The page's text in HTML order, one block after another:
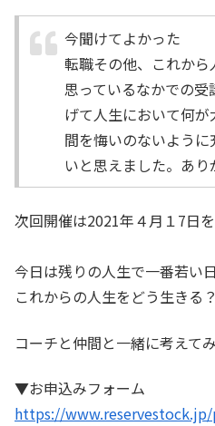
今聞けてよかった
転職その他、これか
思っているなかでの
げて人生において何
間を悔いのないよう
いと思えました。あり
次回開催は2021年４月１7日
今日は残りの人生で一番若い日
これからの人生をどう生きる？
コーチと仲間と一緒に考えて
▼お申込みフォーム
https://